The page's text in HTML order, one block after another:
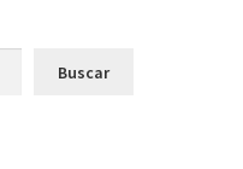
Buscar